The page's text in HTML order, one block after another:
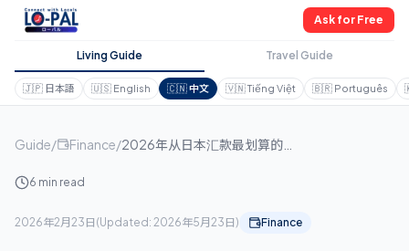
Ask for Free
Living Guide Travel Guide
🇯🇵 日本語 🇺🇸 English 🇨🇳中文 🇻🇳Tiếng Việt 🇧🇷 Português
Guide/ Finance/
6 min read
2026年2月23日 (Updated: 2026年5月23日) Finance